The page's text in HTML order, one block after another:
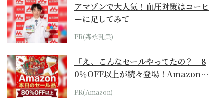
アマゾンで大人気！血圧対策はコーヒ
ーに足してみて
PR(森永乳業)
「え、こんなセールやってたの？」8
0％OFF以上が続々登場！Amazonの
本気が...
PR(Amazon)